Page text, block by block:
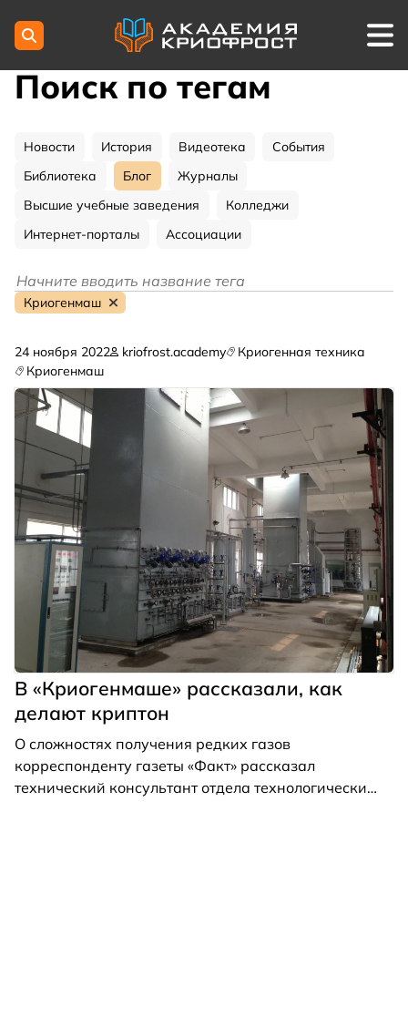
Поиск по тегам
Новости История Видеотека
События
Библиотека
Блог
Журналы
Высшие учебные заведения
Колледжи
Интернет-порталы
Ассоциации
Криогенмаш
24 ноября 2022 kriofrost.academy
Криогенная техника
Криогенмаш
В «Криогенмаше» рассказали, как
делают криптон
О сложностях получения редких газов
корреспонденту газеты «Факт» рассказал
технический консультант отдела технологических